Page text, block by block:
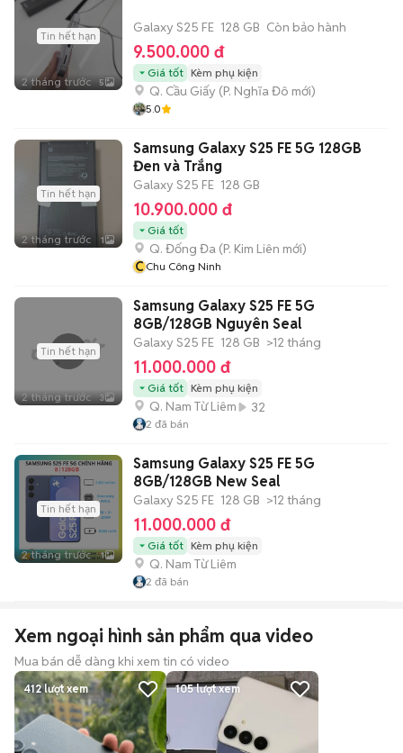
Tin hết hạn
2 tháng trước 5
Galaxy S25 FE 128 GB Còn bảo hành
9.500.000 đ
Giá tốt Kèm phụ kiện
Q. Cầu Giấy (P. Nghĩa Đô mới)
5.0
Tin hết hạn
2 tháng trước 1
Samsung Galaxy S25 FE 5G 128GB
Đen và Trắng
Galaxy S25 FE 128 GB
10.900.000 đ
Giá tốt
Q. Đống Đa (P. Kim Liên mới)
CChu Công Ninh
Tin hết hạn
2 tháng trước 3
Samsung Galaxy S25 FE 5G
8GB/128GB Nguyên Seal
Galaxy S25 FE 128 GB >12 tháng
11.000.000 đ
Giá tốt Kèm phụ kiện
Q. Nam Từ Liêm 32
2 đã bán
Tin hết hạn
2 tháng trước 1
Samsung Galaxy S25 FE 5G
8GB/128GB New Seal
Galaxy S25 FE 128 GB >12 tháng
11.000.000 đ
Giá tốt Kèm phụ kiện
Q. Nam Từ Liêm
2 đã bán
Xem ngoại hình sản phẩm qua video
Mua bán dễ dàng khi xem tin có video
412lượt xem 105lượt xem